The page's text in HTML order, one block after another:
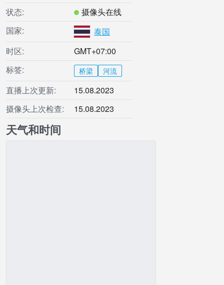
状态:
摄像头在线
国家:
泰国
时区:
GMT+07:00
标签:
桥梁 河流
直播上次更新:
15.08.2023
摄像头上次检查:
15.08.2023
天气和时间